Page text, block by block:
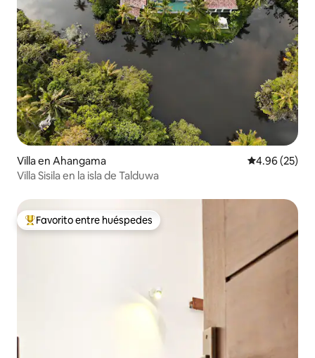
Villa en Ahangama Calificación
4.96 (25)
Villa Sisila en la isla de Talduwa
Favorito entre huéspedes preferido
Favorito entre huéspedes